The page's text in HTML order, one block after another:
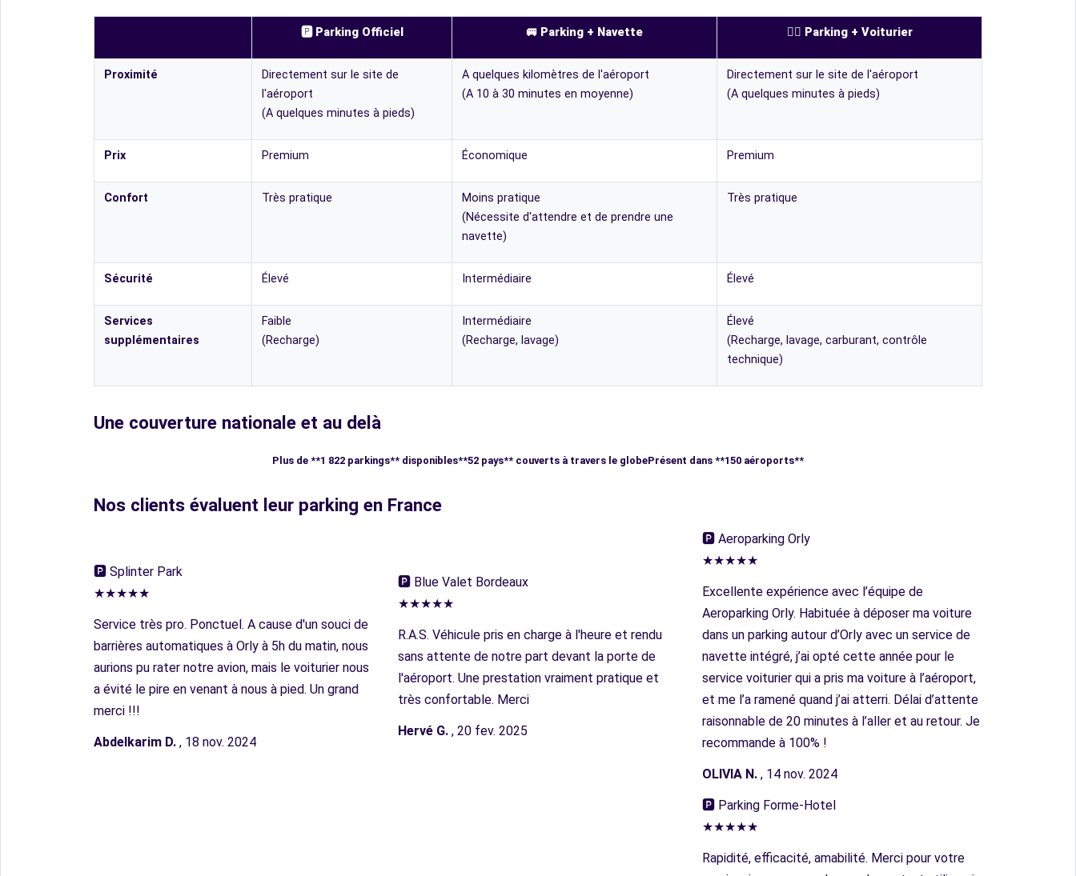
🅿️ Parking Officiel 🚐 Parking + Navette 👨‍✈️ Parking + Voiturier
Proximité
Directement sur le site de
l'aéroport
(A quelques minutes à pieds)
A quelques kilomètres de l'aéroport
(A 10 à 30 minutes en moyenne)
Directement sur le site de l'aéroport
(A quelques minutes à pieds)
Prix Premium Économique Premium
Confort Très pratique
Moins pratique
(Nécessite d'attendre et de prendre une
navette)
Très pratique
Sécurité Élevé Intermédiaire Élevé
Services
supplémentaires
Faible
(Recharge)
Intermédiaire
(Recharge, lavage)
Élevé
(Recharge, lavage, carburant, contrôle
technique)
Une couverture nationale et au delà
Plus de **1 822 parkings** disponibles**52 pays** couverts à travers le globePrésent dans **150 aéroports**
Nos clients évaluent leur parking en France
🅿︎ Aeroparking Orly
★★★★★
Excellente expérience avec l’équipe de
Aeroparking Orly. Habituée à déposer ma voiture
dans un parking autour d’Orly avec un service de
navette intégré, j’ai opté cette année pour le
service voiturier qui a pris ma voiture à l’aéroport,
et me l’a ramené quand j’ai atterri. Délai d’attente
raisonnable de 20 minutes à l’aller et au retour. Je
recommande à 100% !
OLIVIA N. , 14 nov. 2024
🅿︎ Blue Valet Bordeaux
★★★★★
R.A.S. Véhicule pris en charge à l'heure et rendu
sans attente de notre part devant la porte de
l'aéroport. Une prestation vraiment pratique et
très confortable. Merci
Hervé G. , 20 fev. 2025
🅿︎ Splinter Park
★★★★★
Service très pro. Ponctuel. A cause d'un souci de
barrières automatiques à Orly à 5h du matin, nous
aurions pu rater notre avion, mais le voiturier nous
a évité le pire en venant à nous à pied. Un grand
merci !!!
Abdelkarim D. , 18 nov. 2024
🅿︎ Parking Forme-Hotel
★★★★★
Rapidité, efficacité, amabilité. Merci pour votre